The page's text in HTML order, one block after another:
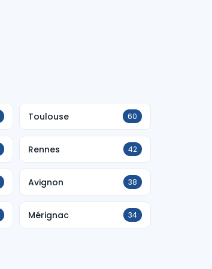
Toulouse 60
Rennes 42
Avignon 38
Mérignac 34